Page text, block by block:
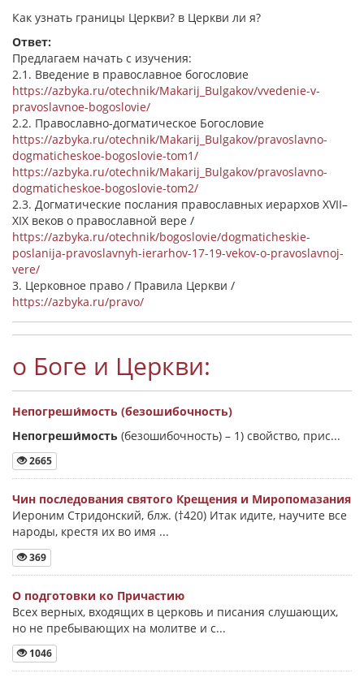
Как узнать границы Церкви? в Церкви ли я?
Ответ:
Предлагаем начать с изучения:
2.1. Введение в православное богословие
https://azbyka.ru/otechnik/Makarij_Bulgakov/vvedenie-v-
pravoslavnoe-bogoslovie/
2.2. Православно-догматическое Богословие
https://azbyka.ru/otechnik/Makarij_Bulgakov/pravoslavno-
dogmaticheskoe-bogoslovie-tom1/
https://azbyka.ru/otechnik/Makarij_Bulgakov/pravoslavno-
dogmaticheskoe-bogoslovie-tom2/
2.3. Догматические послания православных иерархов XVII–
XIX веков о православной вере /
https://azbyka.ru/otechnik/bogoslovie/dogmaticheskie-
poslanija-pravoslavnyh-ierarhov-17-19-vekov-o-pravoslavnoj-
vere/
3. Церковное право / Правила Церкви /
https://azbyka.ru/pravo/
о Боге и Церкви:
Непогреши́мость (безошибочность)
Непогреши́мость (безошибочность) – 1) свойство, прис...
2665
Чин последования святого Крещения и Миропомазания
Иероним Стридонский, блж. (†420) Итак идите, научите все
народы, крестя их во имя ...
369
О подготовки ко Причастию
Всех верных, входящих в церковь и писания слушающих,
но не пребывающих на молитве и с...
1046